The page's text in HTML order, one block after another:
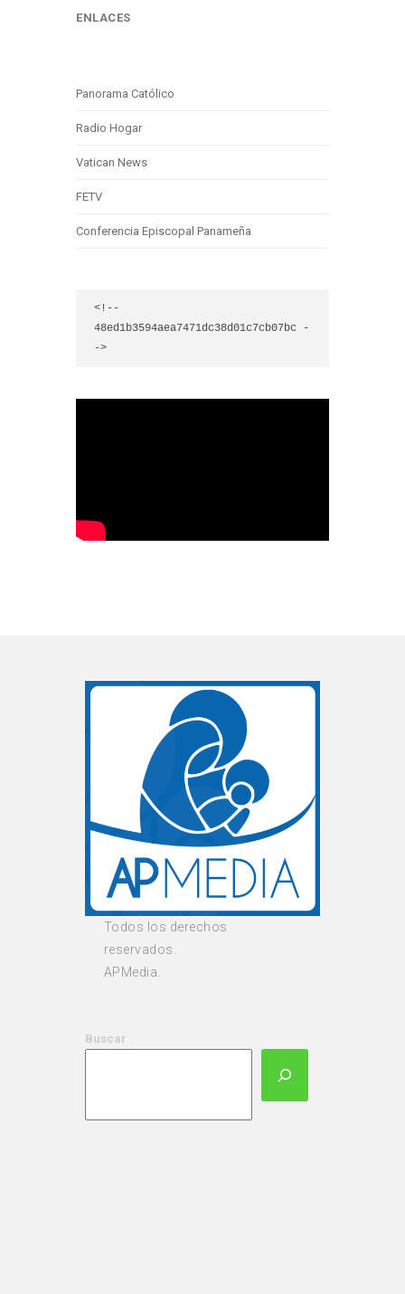
ENLACES
Panorama Católico
Radio Hogar
Vatican News
FETV
Conferencia Episcopal Panameña
<!--
48ed1b3594aea7471dc38d01c7cb07bc -
->
Todos los derechos
reservados.
APMedia.
Buscar